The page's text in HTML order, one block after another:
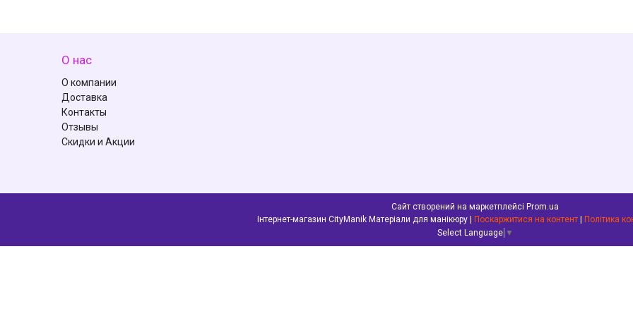
О нас
О компании
Доставка
Контакты
Отзывы
Скидки и Акции
Сайт створений на маркетплейсі Prom.ua
Поскаржитися на контент
Політика
Select Language ▼